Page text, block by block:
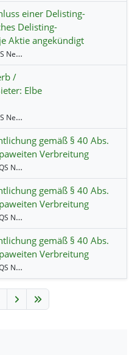
einer Delisting-
Delisting-
Aktie angekündigt
06.12.2024 8:00 Uhr • Meldungen • EQS News •
/
Elbe
06.12.2024 7:59 Uhr • Meldungen • EQS News •
gemäß § 40 Abs.
Verbreitung
05.12.2024 16:31 Uhr • Meldungen • EQS News •
gemäß § 40 Abs.
Verbreitung
05.12.2024 16:27 Uhr • Meldungen • EQS News •
gemäß § 40 Abs.
Verbreitung
05.12.2024 16:24 Uhr • Meldungen • EQS News •